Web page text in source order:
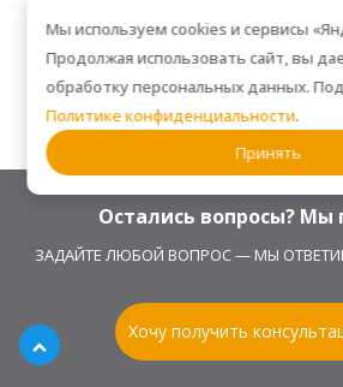
Остались вопросы?
ЗАДАЙТЕ ЛЮБОЙ ВОПРОС — МЫ
Хочу получить
Мы используем cookies и сервисы
Продолжая использовать сайт, вы
обработку персональных данных.
Политике конфиденциальности.
Принять